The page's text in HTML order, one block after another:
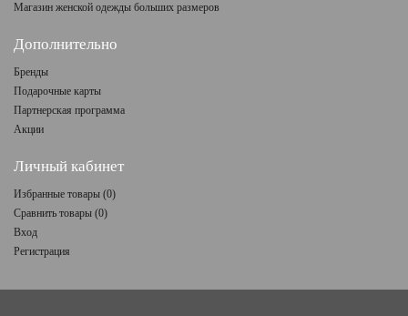
Магазин женской одежды больших размеров
Дополнительно
Бренды
Подарочные карты
Партнерская программа
Акции
Личный кабинет
Избранные товары (0)
Сравнить товары (0)
Вход
Регистрация